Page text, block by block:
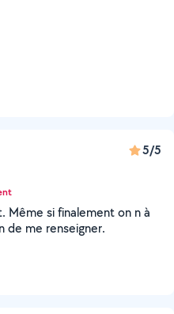
5/5
Même si finalement on n à
de me renseigner.